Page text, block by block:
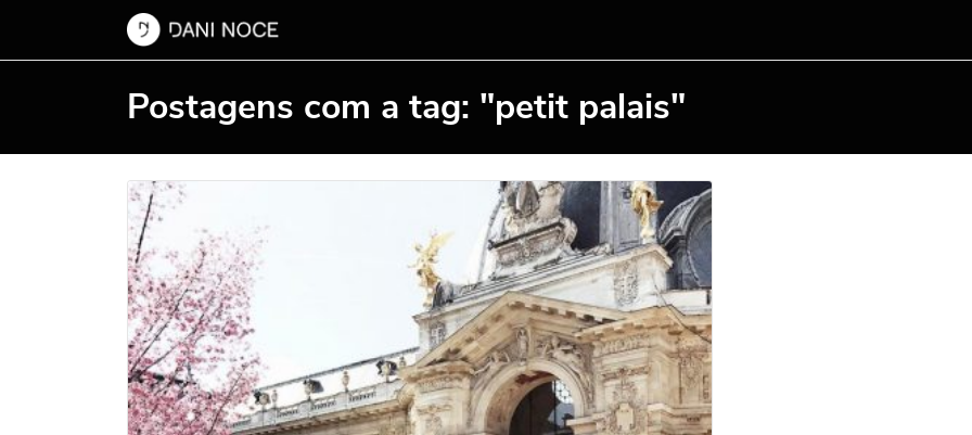
Postagens com a tag: "petit palais"